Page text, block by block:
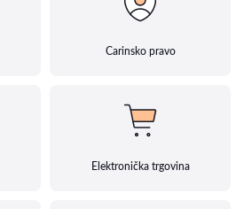
Carinsko pravo
Elektronička trgovina